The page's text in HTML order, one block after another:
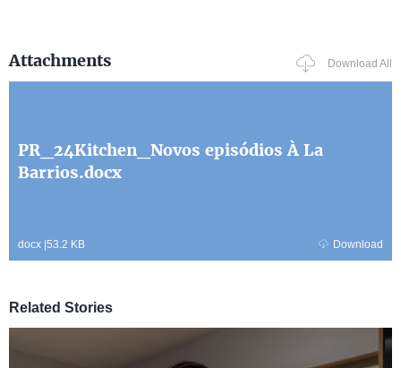
Attachments Download All
PR_24Kitchen_Novos episódios À La
Barrios.docx
docx |53.2 KB Download
Related Stories